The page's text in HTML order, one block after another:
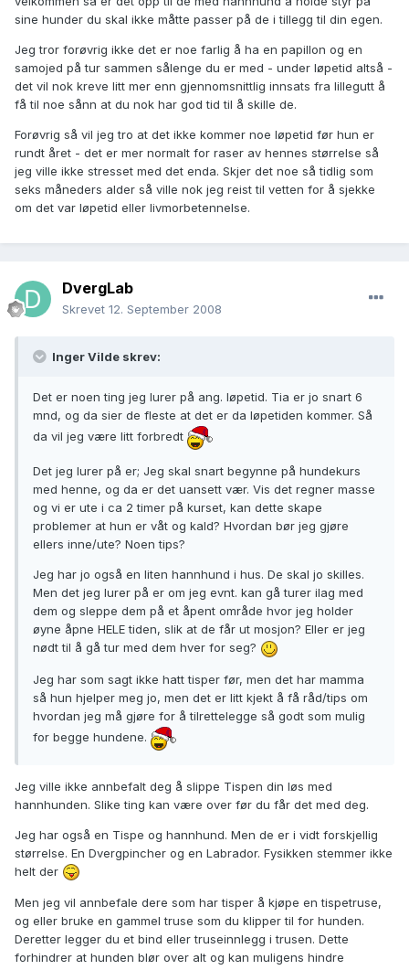
sine hunder du skal ikke måtte passer på de i tillegg til din egen.
Jeg tror forøvrig ikke det er noe farlig å ha en papillon og en
samojed på tur sammen sålenge du er med - under løpetid altså -
det vil nok kreve litt mer enn gjennomsnittlig innsats fra lillegutt å
få til noe sånn at du nok har god tid til å skille de.
Forøvrig så vil jeg tro at det ikke kommer noe løpetid før hun er
rundt året - det er mer normalt for raser av hennes størrelse så
jeg ville ikke stresset med det enda. Skjer det noe så tidlig som
seks måneders alder så ville nok jeg reist til vetten for å sjekke
om det var løpetid eller livmorbetennelse.
DvergLab
Skrevet 12. September 2008
Inger Vilde skrev:
Det er noen ting jeg lurer på ang. løpetid. Tia er jo snart 6
mnd, og da sier de fleste at det er da løpetiden kommer. Så
da vil jeg være litt forbredt
Det jeg lurer på er; Jeg skal snart begynne på hundekurs
med henne, og da er det uansett vær. Vis det regner masse
og vi er ute i ca 2 timer på kurset, kan dette skape
problemer at hun er våt og kald? Hvordan bør jeg gjøre
ellers inne/ute? Noen tips?
Jeg har jo også en liten hannhund i hus. De skal jo skilles.
Men det jeg lurer på er om jeg evnt. kan gå turer ilag med
dem og sleppe dem på et åpent område hvor jeg holder
øyne åpne HELE tiden, slik at de får ut mosjon? Eller er jeg
nødt til å gå tur med dem hver for seg?
Jeg har som sagt ikke hatt tisper før, men det har mamma
så hun hjelper meg jo, men det er litt kjekt å få råd/tips om
hvordan jeg må gjøre for å tilrettelegge så godt som mulig
for begge hundene.
Jeg ville ikke annbefalt deg å slippe Tispen din løs med
hannhunden. Slike ting kan være over før du får det med deg.
Jeg har også en Tispe og hannhund. Men de er i vidt forskjellig
størrelse. En Dvergpincher og en Labrador. Fysikken stemmer ikke
helt der
Men jeg vil annbefale dere som har tisper å kjøpe en tispetruse,
og eller bruke en gammel truse som du klipper til for hunden.
Deretter legger du et bind eller truseinnlegg i trusen. Dette
forhindrer at hunden blør over alt og kan muligens hindre